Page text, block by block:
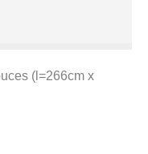
(l=266cm x